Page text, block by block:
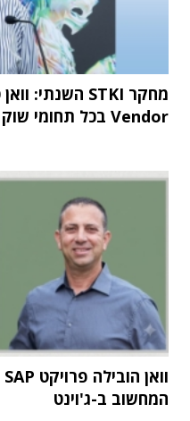
Vendor בכל תחומי שוק ה-IT
המחשוב ב-ג'וינט